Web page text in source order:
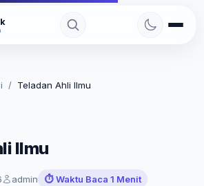
/ Teladan Ahli Ilmu
Ilmu
admin ⏱️ Waktu Baca 1 Menit